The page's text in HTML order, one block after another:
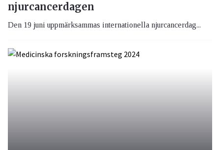
njurcancerdagen
Den 19 juni uppmärksammas internationella njurcancerdag...